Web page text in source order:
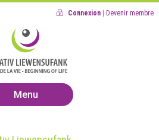
Connexion Devenir membre
Menu